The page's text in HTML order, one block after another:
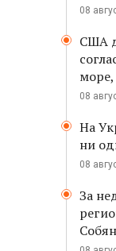
08
США
08
На
ни
08
За